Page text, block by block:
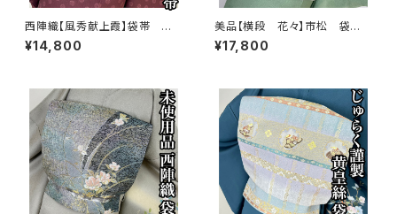
西陣織【風秀献上霞】袋帯 正
絹 s772
¥14,800
美品【横段 花々】市松 袋
帯 正絹 s767
¥17,800